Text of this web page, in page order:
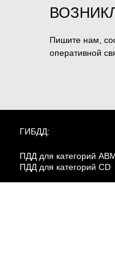
Пишите нам,
оперативной
ГИБДД:
ПДД для категорий
ПДД для категорий CD